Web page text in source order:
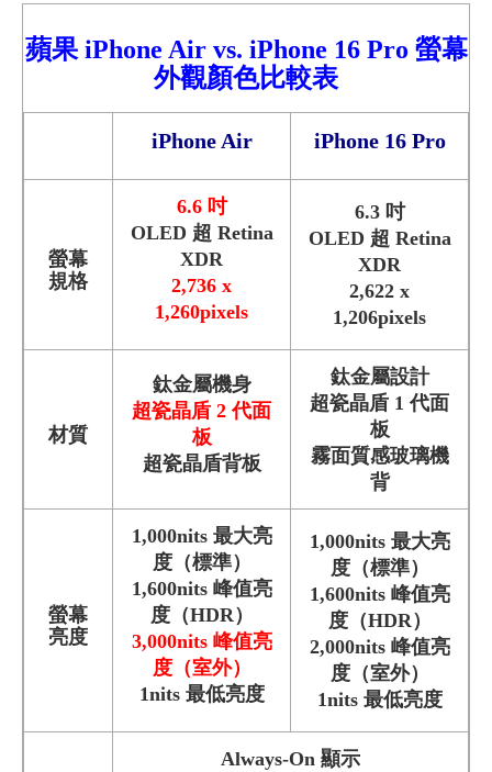
蘋果iPhone Air vs. iPhone 16Pro 螢幕
外觀顏色比較表
iPhone Air iPhone 16Pro
螢幕
規格
6.6 吋
OLED 超 Retina
XDR
2,736 x
1,260pixels
6.3 吋
OLED 超 Retina
XDR
2,622 x
1,206pixels
材質
鈦金屬機身
超瓷晶盾 2 代面
板
超瓷晶盾背板
鈦金屬設計
超瓷晶盾 1 代面
板
霧面質感玻璃機
背
螢幕
亮度
1,000nits 最大亮
度（標準）
1,600nits 峰值亮
度（HDR）
3,000nits 峰值亮
度（室外）
1nits 最低亮度
1,000nits 最大亮
度（標準）
1,600nits 峰值亮
度（HDR）
2,000nits 峰值亮
度（室外）
1nits 最低亮度
Always-On 顯示